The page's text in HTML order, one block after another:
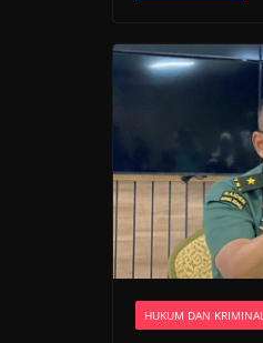
HUKUM DAN KRIMINAL